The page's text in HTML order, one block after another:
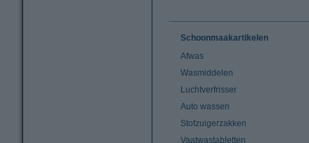
Schoonmaakartikelen
Afwas
Wasmiddelen
Luchtverfrisser
Auto wassen
Stofzuigerzakken
Vaatwastabletten